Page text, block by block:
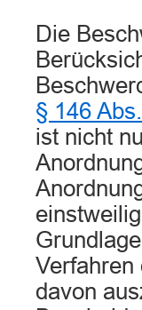
Die
§ 146
ist nicht
Verfahren
davon